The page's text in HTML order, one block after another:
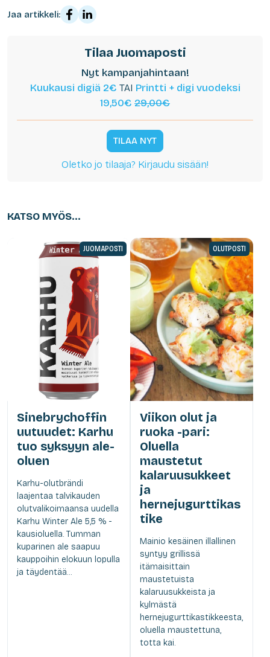
Jaa artikkeli:
Tilaa Juomaposti
Nyt kampanjahintaan!
Kuukausi digiä 2€ TAI Printti + digi vuodeksi
19,50€ 29,00€
TILAA NYT
Oletko jo tilaaja? Kirjaudu sisään!
KATSO MYÖS...
JUOMAPOSTI
Sinebrychoffin
uutuudet: Karhu
tuo syksyyn ale-
oluen
Karhu-olutbrändi
laajentaa talvikauden
olutvalikoimaansa uudella
Karhu Winter Ale 5,5 % -
kausioluella. Tumman
kuparinen ale saapuu
kauppoihin elokuun lopulla
ja täydentää...
OLUTPOSTI
Viikon olut ja
ruoka -pari:
Oluella
maustetut
kalaruusukkeet
ja
hernejugurttikas
tike
Mainio kesäinen illallinen
syntyy grillissä
itämaisittain
maustetuista
kalaruusukkeista ja
kylmästä
hernejugurttikastikkeesta,
oluella maustettuna,
totta kai.